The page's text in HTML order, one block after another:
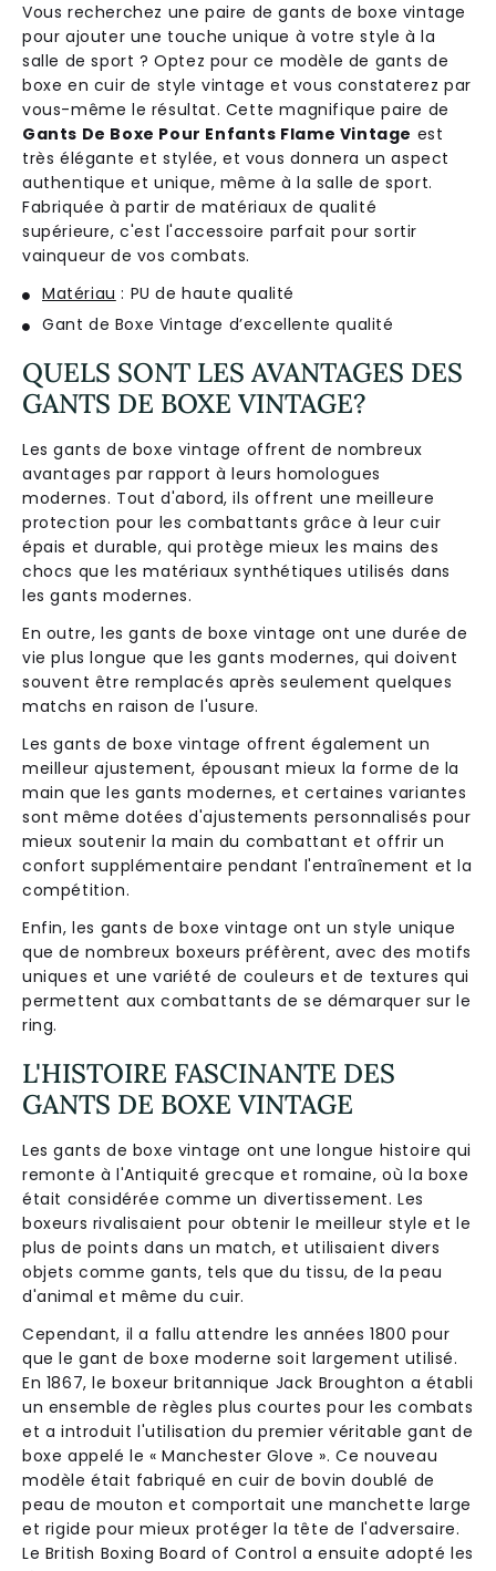
Vous recherchez une paire de gants de boxe vintage
pour ajouter une touche unique à votre style à la
salle de sport ? Optez pour ce modèle de gants de
boxe en cuir de style vintage et vous constaterez par
vous-même le résultat. Cette magnifique paire de
Gants De Boxe Pour Enfants Flame Vintage est
très élégante et stylée, et vous donnera un aspect
authentique et unique, même à la salle de sport.
Fabriquée à partir de matériaux de qualité
supérieure, c'est l'accessoire parfait pour sortir
vainqueur de vos combats.
Matériau : PU de haute qualité
Gant de Boxe Vintage d’excellente qualité
QUELS SONT LES AVANTAGES DES
GANTS DE BOXE VINTAGE?
Les gants de boxe vintage offrent de nombreux
avantages par rapport à leurs homologues
modernes. Tout d'abord, ils offrent une meilleure
protection pour les combattants grâce à leur cuir
épais et durable, qui protège mieux les mains des
chocs que les matériaux synthétiques utilisés dans
les gants modernes.
En outre, les gants de boxe vintage ont une durée de
vie plus longue que les gants modernes, qui doivent
souvent être remplacés après seulement quelques
matchs en raison de l'usure.
Les gants de boxe vintage offrent également un
meilleur ajustement, épousant mieux la forme de la
main que les gants modernes, et certaines variantes
sont même dotées d'ajustements personnalisés pour
mieux soutenir la main du combattant et offrir un
confort supplémentaire pendant l'entraînement et la
compétition.
Enfin, les gants de boxe vintage ont un style unique
que de nombreux boxeurs préfèrent, avec des motifs
uniques et une variété de couleurs et de textures qui
permettent aux combattants de se démarquer sur le
ring.
L'HISTOIRE FASCINANTE DES
GANTS DE BOXE VINTAGE
Les gants de boxe vintage ont une longue histoire qui
remonte à l'Antiquité grecque et romaine, où la boxe
était considérée comme un divertissement. Les
boxeurs rivalisaient pour obtenir le meilleur style et le
plus de points dans un match, et utilisaient divers
objets comme gants, tels que du tissu, de la peau
d'animal et même du cuir.
Cependant, il a fallu attendre les années 1800 pour
que le gant de boxe moderne soit largement utilisé.
En 1867, le boxeur britannique Jack Broughton a établi
un ensemble de règles plus courtes pour les combats
et a introduit l'utilisation du premier véritable gant de
boxe appelé le « Manchester Glove ». Ce nouveau
modèle était fabriqué en cuir de bovin doublé de
peau de mouton et comportait une manchette large
et rigide pour mieux protéger la tête de l'adversaire.
Le British Boxing Board of Control a ensuite adopté les